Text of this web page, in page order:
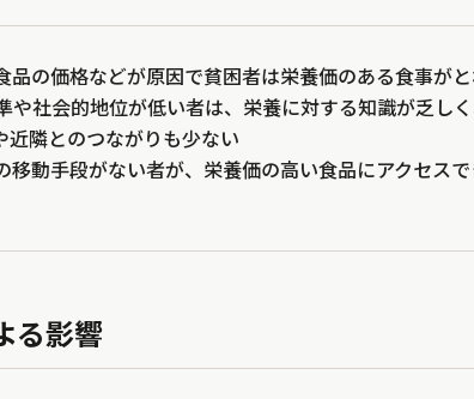
品の価格などが原因で貧困者は栄養価のある食事が
や社会的地位が低い者は、栄養に対する知識が乏し
近隣とのつながりも少ない
移動手段がない者が、栄養価の高い食品にアクセス
る影響